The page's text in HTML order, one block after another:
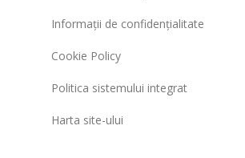
Informații de confidențialitate
Cookie Policy
Politica sistemului integrat
Harta site-ului